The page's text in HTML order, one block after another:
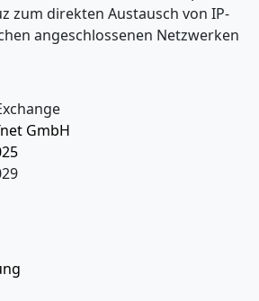
zum direkten Austausch von IP-
angeschlossenen Netzwerken
GmbH